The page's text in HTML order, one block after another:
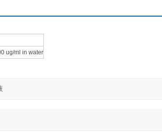
ug/ml in water